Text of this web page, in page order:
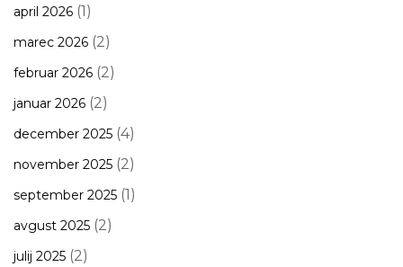
april 2026 (1)
marec 2026 (2)
februar 2026 (2)
januar 2026 (2)
december 2025 (4)
november 2025 (2)
september 2025 (1)
avgust 2025 (2)
julij 2025 (2)